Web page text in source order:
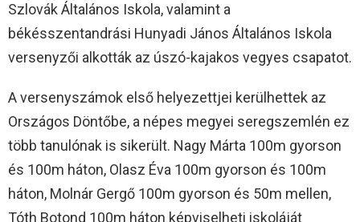
Szlovák Általános Iskola, valamint a
békésszentandrási Hunyadi János Általános Iskola
versenyzői alkották az úszó-kajakos vegyes csapatot.
A versenyszámok első helyezettjei kerülhettek az
Országos Döntőbe, a népes megyei seregszemlén ez
több tanulónak is sikerült. Nagy Márta 100m gyorson
és 100m háton, Olasz Éva 100m gyorson és 100m
háton, Molnár Gergő 100m gyorson és 50m mellen,
Tóth Botond 100m háton képviselheti iskoláját